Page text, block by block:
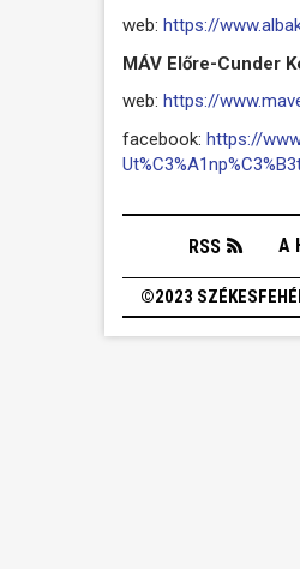
web: https://
MÁV Előre-Cunder
web: https://
facebook: https://
RSS A
©2023